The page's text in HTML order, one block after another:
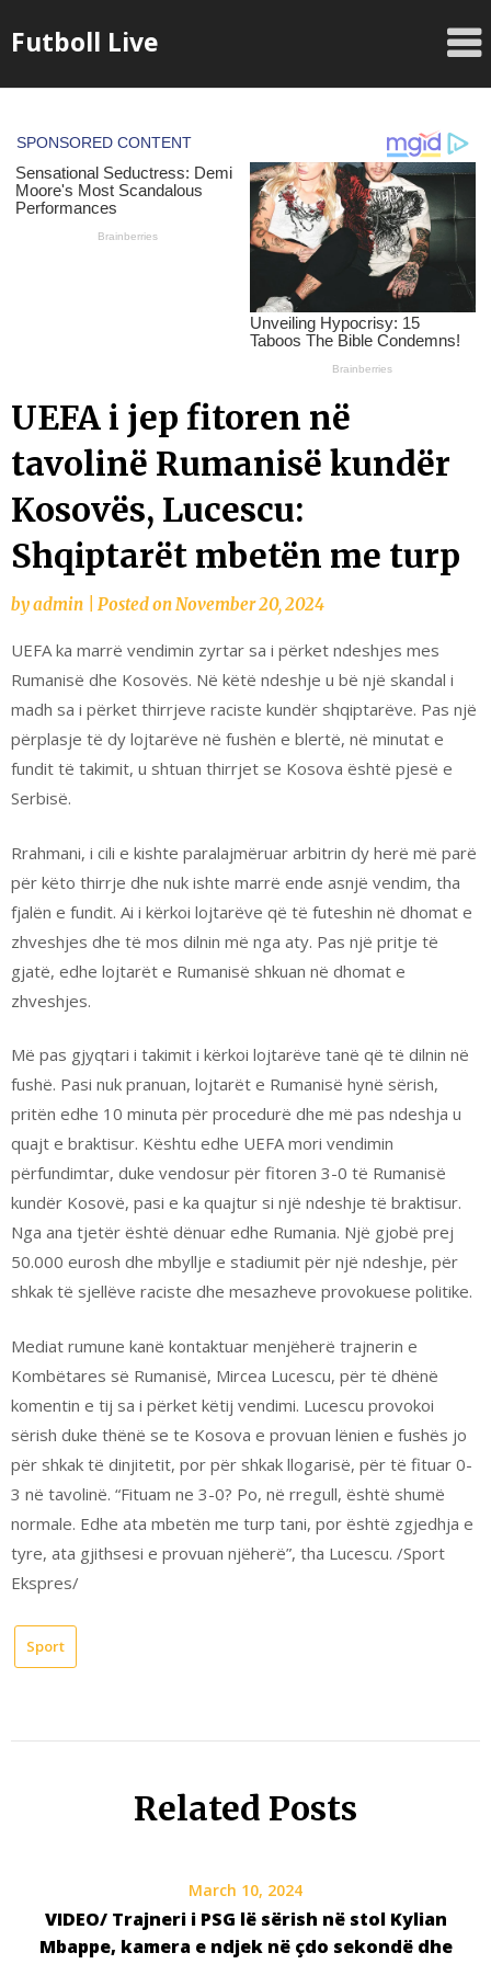
toFutboll Live
UEFA i jep fitoren në
tavolinë Rumanisë kundër
Kosovës, Lucescu:
Shqiptarët mbetën me turp
byadmin Posted onNovember 20, 2024
UEFA ka marrë vendimin zyrtar sa i përket ndeshjes mes
Rumanisë dhe Kosovës. Në këtë ndeshje u bë një skandal i
madh sa i përket thirrjeve raciste kundër shqiptarëve. Pas një
përplasje të dy lojtarëve në fushën e blertë, në minutat e
fundit të takimit, u shtuan thirrjet se Kosova është pjesë e
Serbisë.
Rrahmani, i cili e kishte paralajmëruar arbitrin dy herë më parë
për këto thirrje dhe nuk ishte marrë ende asnjë vendim, tha
fjalën e fundit. Ai i kërkoi lojtarëve që të futeshin në dhomat e
zhveshjes dhe të mos dilnin më nga aty. Pas një pritje të
gjatë, edhe lojtarët e Rumanisë shkuan në dhomat e
zhveshjes.
Më pas gjyqtari i takimit i kërkoi lojtarëve tanë që të dilnin në
fushë. Pasi nuk pranuan, lojtarët e Rumanisë hynë sërish,
pritën edhe 10 minuta për procedurë dhe më pas ndeshja u
quajt e braktisur. Kështu edhe UEFA mori vendimin
përfundimtar, duke vendosur për fitoren 3-0 të Rumanisë
kundër Kosovë, pasi e ka quajtur si një ndeshje të braktisur.
Nga ana tjetër është dënuar edhe Rumania. Një gjobë prej
50.000 eurosh dhe mbyllje e stadiumit për një ndeshje, për
shkak të sjellëve raciste dhe mesazheve provokuese politike.
Mediat rumune kanë kontaktuar menjëherë trajnerin e
Kombëtares së Rumanisë, Mircea Lucescu, për të dhënë
komentin e tij sa i përket këtij vendimi. Lucescu provokoi
sërish duke thënë se te Kosova e provuan lënien e fushës jo
për shkak të dinjitetit, por për shkak llogarisë, për të fituar 0-
3 në tavolinë. “Fituam ne 3-0? Po, në rregull, është shumë
normale. Edhe ata mbetën me turp tani, por është zgjedhja e
tyre, ata gjithsesi e provuan njëherë”, tha Lucescu. /Sport
Ekspres/
Sport
Related Posts
March 10, 2024
VIDEO/ Trajneri i PSG lë sërish në stol Kylian
Mbappe, kamera e ndjek në çdo sekondë dhe